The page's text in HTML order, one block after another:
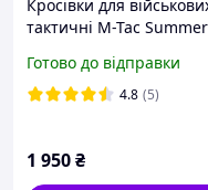
Кросівки для
тактичні M-Tac Summer
якісне військове взуття
М-Так, койот
Готово до відправки
4.8 (5)
1 950₴